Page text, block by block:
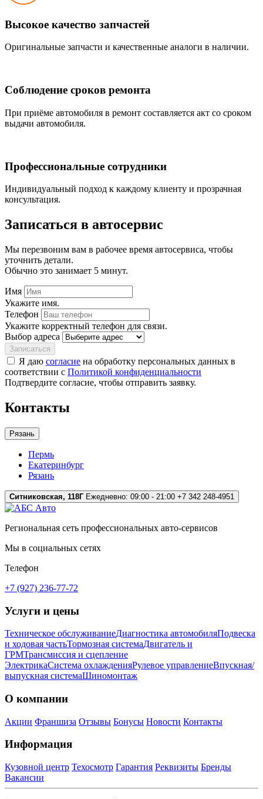
Высокое качество запчастей
Оригинальные запчасти и качественные аналоги в наличии.
Соблюдение сроков ремонта
При приёме автомобиля в ремонт составляется акт со сроком
выдачи автомобиля.
Профессиональные сотрудники
Индивидуальный подход к каждому клиенту и прозрачная
консультация.
Записаться в автосервис
Мы перезвоним вам в рабочее время автосервиса, чтобы
уточнить детали.
Обычно это занимает 5 минут.
Имя
Укажите имя.
Телефон
Укажите корректный телефон для связи.
Выбор адреса
Записаться
Я даю согласие на обработку персональных данных в
соответствии с Политикой конфиденциальности
Подтвердите согласие, чтобы отправить заявку.
Контакты
Рязань
Пермь
Екатеринбург
Рязань
Ситниковская, 118ГЕжедневно: 09:00 - 21:00 +7 342 248-4951
Региональная сеть профессиональных авто-сервисов
Мы в социальных сетях
Телефон
+7 (927) 236-77-72
Услуги и цены
Техническое обслуживаниеДиагностика автомобиляПодвеска
и ходовая частьТормозная системаДвигатель и
ГРМТрансмиссия и сцепление
ЭлектрикаСистема охлажденияРулевое управлениеВпускная/
выпускная системаШиномонтаж
О компании
Акции Франшиза Отзывы Бонусы Новости Контакты
Информация
Кузовной центр Техосмотр Гарантия Реквизиты Бренды
Вакансии